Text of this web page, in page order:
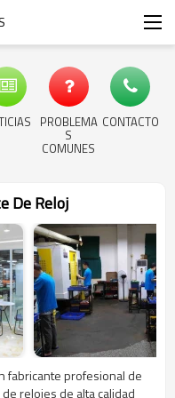
PROBLEMA
S
COMUNES
CONTACTO
De Reloj
fabricante profesional de
relojes de alta calidad